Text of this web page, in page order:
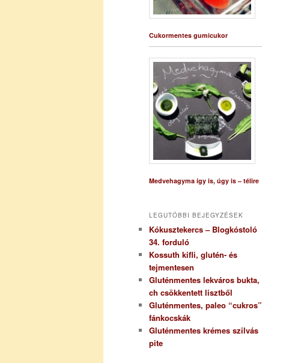
Cukormentes gumicukor
Medvehagyma így is, úgy is – télire
LEGUTÓBBI BEJEGYZÉSEK
Kókusztekercs – Blogkóstoló
34. forduló
Kossuth kifli, glutén- és
tejmentesen
Gluténmentes lekváros bukta,
ch csökkentett lisztből
Gluténmentes, paleo “cukros”
fánkocskák
Gluténmentes krémes szilvás
pite